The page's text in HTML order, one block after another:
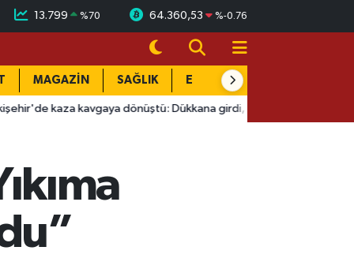
13.799 %70 64.360,53 %-0.76
MAGAZİN SAĞLIK EĞİTİM
kavgaya dönüştü: Dükkana girdi, kan aktı